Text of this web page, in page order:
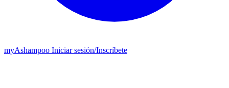
myAshampoo Iniciar sesión/Inscríbete